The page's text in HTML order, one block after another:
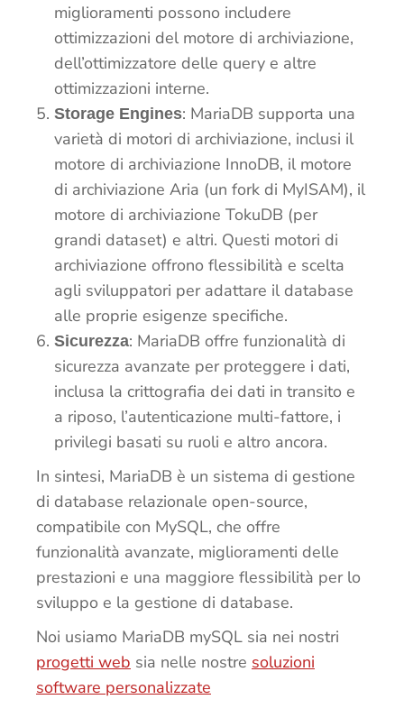
miglioramenti possono includere
ottimizzazioni del motore di archiviazione,
dell’ottimizzatore delle query e altre
ottimizzazioni interne.
Storage Engines: MariaDB supporta una
varietà di motori di archiviazione, inclusi il
motore di archiviazione InnoDB, il motore
di archiviazione Aria (un fork di MyISAM), il
motore di archiviazione TokuDB (per
grandi dataset) e altri. Questi motori di
archiviazione offrono flessibilità e scelta
agli sviluppatori per adattare il database
alle proprie esigenze specifiche.
Sicurezza: MariaDB offre funzionalità di
sicurezza avanzate per proteggere i dati,
inclusa la crittografia dei dati in transito e
a riposo, l’autenticazione multi-fattore, i
privilegi basati su ruoli e altro ancora.
In sintesi, MariaDB è un sistema di gestione
di database relazionale open-source,
compatibile con MySQL, che offre
funzionalità avanzate, miglioramenti delle
prestazioni e una maggiore flessibilità per lo
sviluppo e la gestione di database.
Noi usiamo MariaDB mySQL sia nei nostri
progetti web sia nelle nostre soluzioni
software personalizzate